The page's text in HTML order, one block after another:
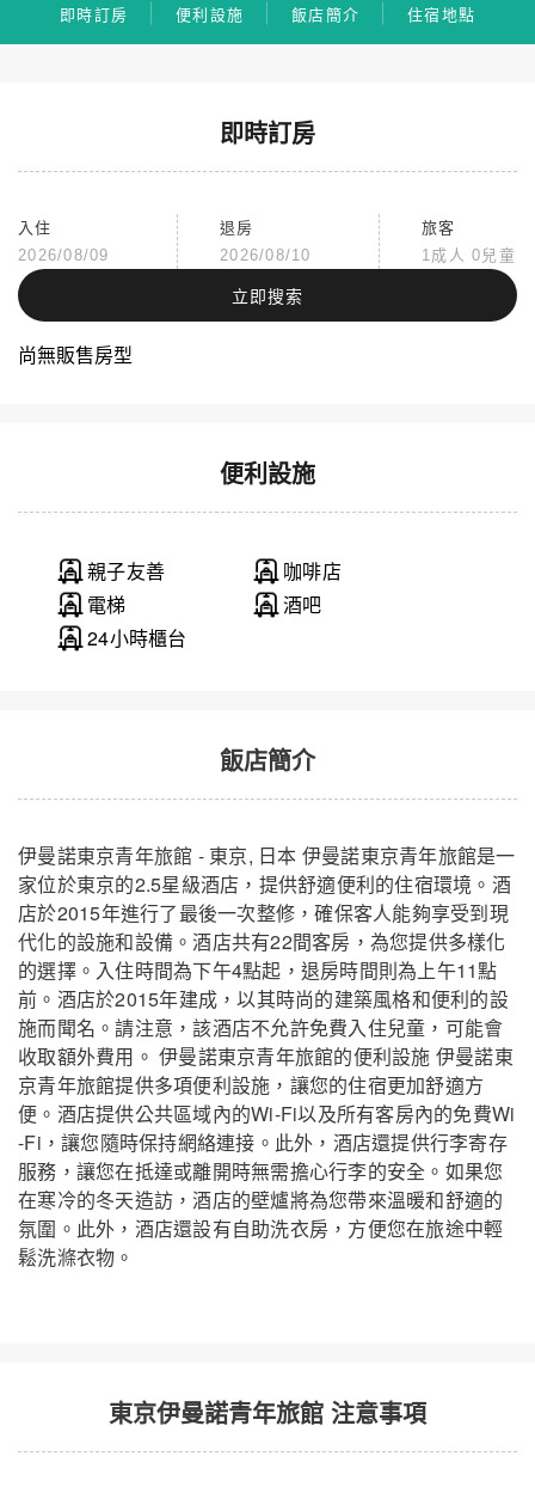
即時訂房 便利設施 飯店簡介 住宿地點
即時訂房
入住
2026/08/09
退房
2026/08/10
旅客
1成人 0兒童
立即搜索
尚無販售房型
便利設施
親子友善
咖啡店
電梯
酒吧
24小時櫃台
飯店簡介
伊曼諾東京青年旅館 - 東京, 日本 伊曼諾東京青年旅館是一
家位於東京的2.5星級酒店，提供舒適便利的住宿環境。酒
店於2015年進行了最後一次整修，確保客人能夠享受到現
代化的設施和設備。酒店共有22間客房，為您提供多樣化
的選擇。入住時間為下午4點起，退房時間則為上午11點
前。酒店於2015年建成，以其時尚的建築風格和便利的設
施而聞名。請注意，該酒店不允許免費入住兒童，可能會
收取額外費用。 伊曼諾東京青年旅館的便利設施 伊曼諾東
京青年旅館提供多項便利設施，讓您的住宿更加舒適方
便。酒店提供公共區域內的Wi-Fi以及所有客房內的免費Wi
-Fi，讓您隨時保持網絡連接。此外，酒店還提供行李寄存
服務，讓您在抵達或離開時無需擔心行李的安全。如果您
在寒冷的冬天造訪，酒店的壁爐將為您帶來溫暖和舒適的
氛圍。此外，酒店還設有自助洗衣房，方便您在旅途中輕
鬆洗滌衣物。
東京伊曼諾青年旅館 注意事項
東京伊曼諾青年旅館 關閉